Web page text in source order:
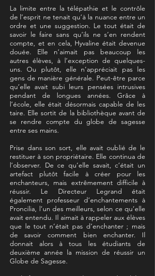
La limite entre la télépathie et le contrôle
de l’esprit ne tenait qu’à la nuance entre un
ordre et une suggestion. Le tout était de
savoir le faire sans qu’ils ne s’en rendent
compte, et en cela, Hyvaline était devenue
douée. Elle n’aimait pas beaucoup les
autres élèves, à l’exception de quelques-
uns. Ou plutôt, elle n’appréciait pas les
gens de manière générale. Peut-être parce
qu’elle avait subi leurs pensées intrusives
pendant de longues années. Grâce à
l’école, elle était désormais capable de les
taire. Elle sortit de la bibliothèque avant de
se rendre compte du globe de sagesse
entre ses mains.
Prise dans son sort, elle avait oublié de le
restituer à son propriétaire. Elle continua de
l’observer. De ce qu’elle savait, c’était un
artefact plutôt facile à créer pour les
enchanteurs, mais extrêmement difficile à
réussir. Le Directeur Legrand était
également professeur d’enchantements à
Proncilia, l’un des meilleurs, selon ce qu’elle
avait entendu. Il aimait à rappeler aux élèves
que le tout n’était pas d’enchanter ; mais
de savoir comment bien enchanter. Il
donnait alors à tous les étudiants de
deuxième année la mission de réussir un
Globe de Sagesse.